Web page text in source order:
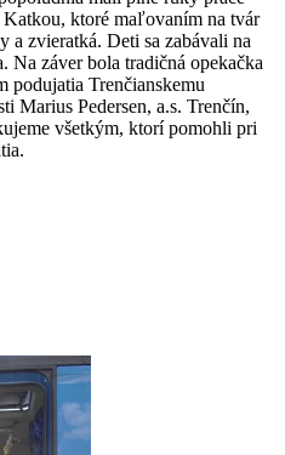
ktoré maľovaním na tvár
a zvieratká. Deti sa zabávali na
Na záver bola tradičná opekačka
podujatia Trenčianskemu
Marius Pedersen, a.s. Trenčín,
všetkým, ktorí pomohli pri